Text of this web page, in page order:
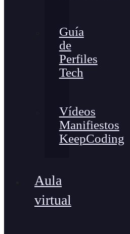
Guía
de
Perfiles
Tech
Vídeos
Manifiestos
KeepCoding
Aula
virtual